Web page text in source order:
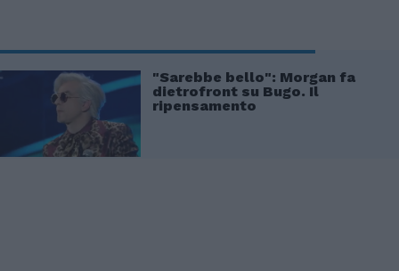
"Sarebbe bello": Morgan fa
dietrofront su Bugo. Il
ripensamento